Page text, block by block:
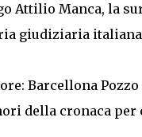
Attilio Manca, la
giudiziaria
Barcellona Pozzo
della cronaca per